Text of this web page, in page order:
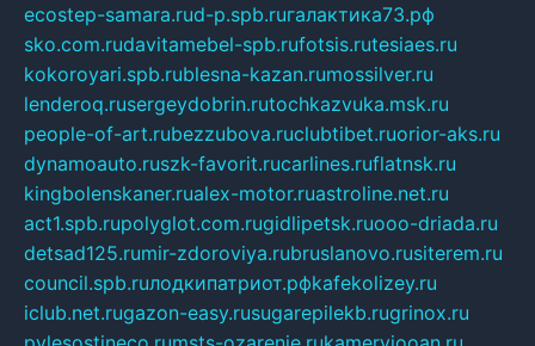
ecostep-samara.rud-p.spb.ruгалактика73.рф
sko.com.rudavitamebel-spb.rufotsis.rutesiaes.ru
kokoroyari.spb.rublesna-kazan.rumossilver.ru
lenderoq.rusergeydobrin.rutochkazvuka.msk.ru
people-of-art.rubezzubova.ruclubtibet.ruorior-aks.ru
dynamoauto.ruszk-favorit.rucarlines.ruflatnsk.ru
kingbolenskaner.rualex-motor.ruastroline.net.ru
act1.spb.rupolyglot.com.rugidlipetsk.ruooo-driada.ru
detsad125.rumir-zdoroviya.rubruslanovo.rusiterem.ru
council.spb.ruлодкипатриот.рфkafekolizey.ru
iclub.net.rugazon-easy.rusugarepilekb.rugrinox.ru